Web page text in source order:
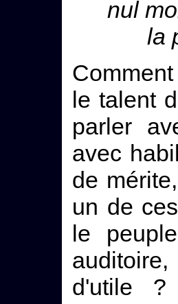
nul
la
le talent
parler
avec
de
un de
le
d'utile